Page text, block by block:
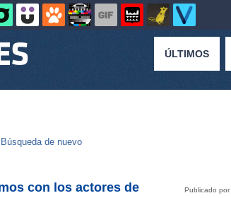
ÚLTIMOS
Búsqueda de nuevo
Publicado por
con los actores de